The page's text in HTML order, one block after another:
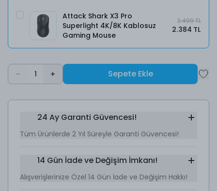
Attack Shark X3 Pro
Superlight 4K/8K Kablosuz
Gaming Mouse
2.499 TL
2.384 TL
1 Sepete Ekle
24 Ay Garanti Güvencesi!
Tüm Ürünlerde 2 Yıl Süreyle Garanti Güvencesi!
14 Gün İade ve Değişim İmkanı!
Alışverişlerinize Özel 14 Gün İade ve Değişim Hakkı!